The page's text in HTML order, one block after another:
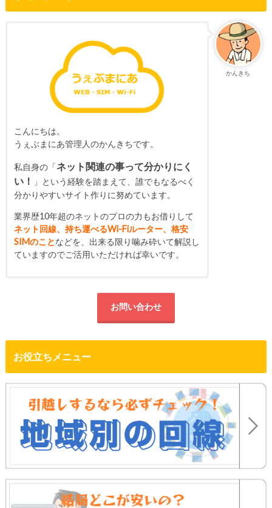
かんきち
こんにちは。
うぇぶまにあ管理人のかんきちです。
私自身の「ネット関連の事って分かりにく
い！
」という経験を踏まえて、誰でもなるべく
分かりやすいサイト作りに努めています。
業界歴10年超のネットのプロの力もお借りして
ネット回線、持ち運べるWi-Fiルーター、格安
SIMのことなどを、出来る限り噛み砕いて解説し
ていますのでご活用いただければ幸いです。
お問い合わせ
お役立ちメニュー